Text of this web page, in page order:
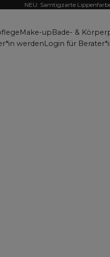
NEU: Samtigzarte
Make-upBade- &
werdenLogin für